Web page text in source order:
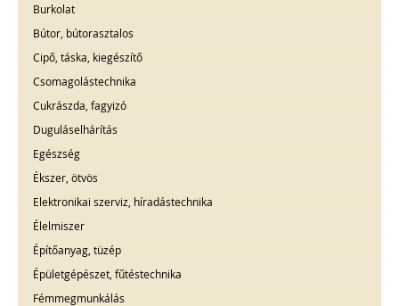
Burkolat
Bútor, bútorasztalos
Cipő, táska, kiegészítő
Csomagolástechnika
Cukrászda, fagyizó
Duguláselhárítás
Egészség
Ékszer, ötvös
Elektronikai szerviz, híradástechnika
Élelmiszer
Építőanyag, tüzép
Épületgépészet, fűtéstechnika
Fémmegmunkálás